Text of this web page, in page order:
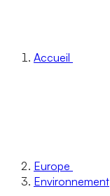
Accueil
Europe
Environnement